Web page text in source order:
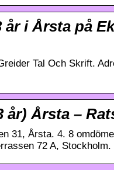
år i Årsta på
Tal Och Skrift.
år) Årsta –
31, Årsta. 4. 8
72 A, Stockholm.